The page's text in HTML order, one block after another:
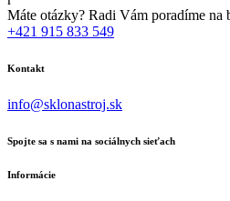
Máte otázky? Radi Vám poradíme na
+421 915 833 549
Kontakt
info@sklonastroj.sk
Spojte sa s nami na sociálnych sieťach
Informácie